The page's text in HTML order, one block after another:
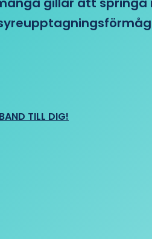
TILL DIG!